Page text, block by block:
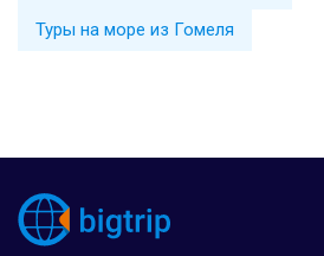
Туры на море из Гомеля